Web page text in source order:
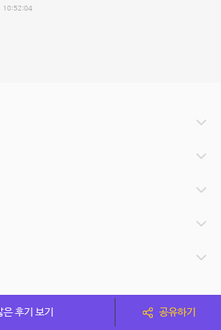
은 후기 보기 공유하기
보